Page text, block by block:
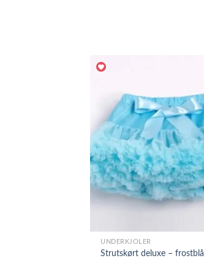
UNDERKJOLER
Strutskørt deluxe – frostblå